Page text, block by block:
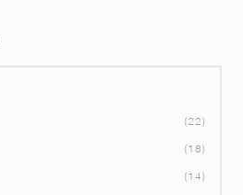
22
18
14